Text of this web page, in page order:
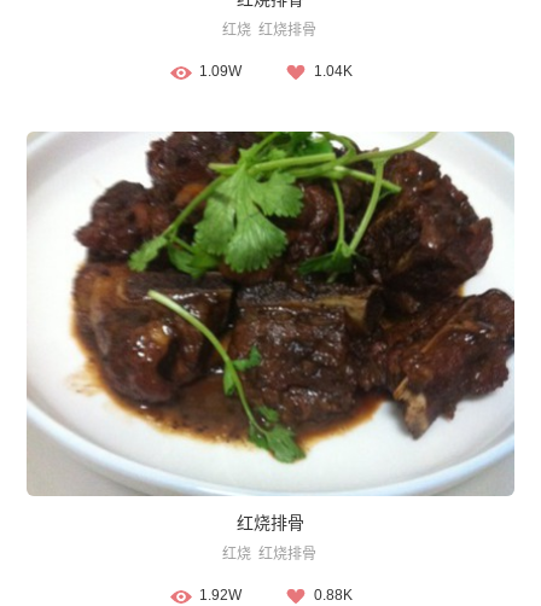
红烧 红烧排骨
1.09W 1.04K
红烧排骨
红烧 红烧排骨
1.92W 0.88K